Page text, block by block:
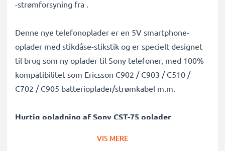
-strømforsyning fra .
Denne nye telefonoplader er en 5V smartphone-
oplader med stikdåse-stikstik og er specielt designet
til brug som ny oplader til Sony telefoner, med 100%
kompatibilitet som Ericsson C902 / C903 / C510 /
C702 / C905 batterioplader/strømkabel m.m.
Hurtig opladning af Sony CST-75 oplader
VIS MERE